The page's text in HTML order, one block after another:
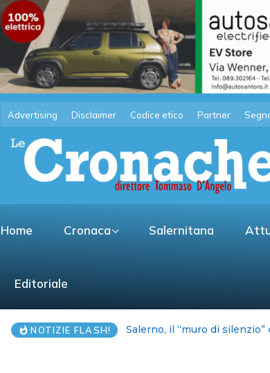
Advertising Disclaimer Codice etico Partner
Home Cronaca Salernitana
Editoriale
NOTIZIE FLASH! FI: parlamentari Campania,